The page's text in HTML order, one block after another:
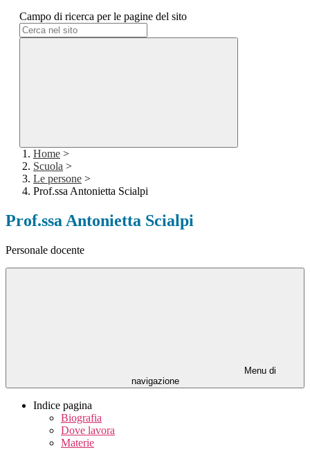
Campo di ricerca per le pagine del sito
Home >
Scuola >
Le persone >
Prof.ssa Antonietta Scialpi
Prof.ssa Antonietta Scialpi
Personale docente
Menu di
navigazione
Indice pagina
Biografia
Dove lavora
Materie